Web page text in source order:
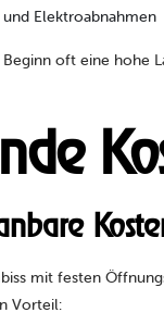
und Elektroabnahmen
Beginn oft eine hohe
mit festen
Vorteil: